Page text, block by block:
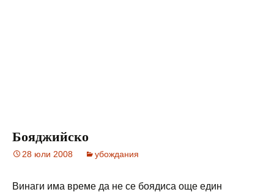
Бояджийско
28 юли 2008 убождания
Винаги има време да не се боядиса още един